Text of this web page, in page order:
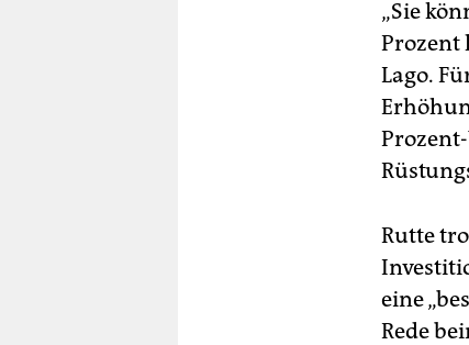
„Sie
Prozent
Lago.
Rutte
eine
Rede